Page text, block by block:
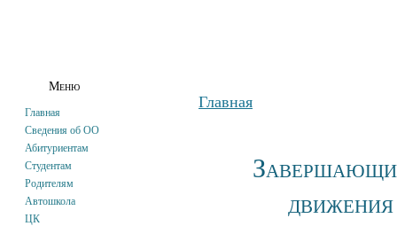
Меню
Главная
Сведения об ОО
Абитуриентам
Студентам
Родителям
Автошкола
ЦК
Главная